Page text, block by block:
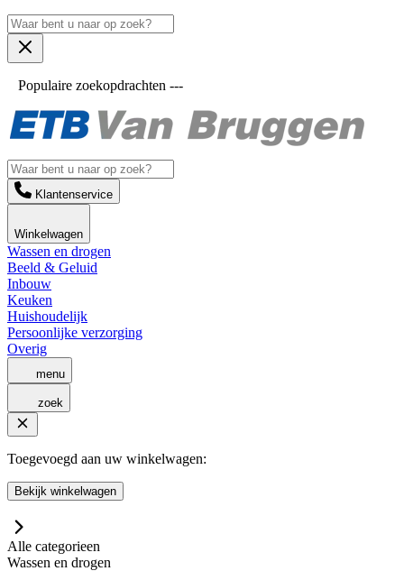
Populaire zoekopdrachten ---
Klantenservice
Winkelwagen
Wassen en drogen
Beeld & Geluid
Inbouw
Keuken
Huishoudelijk
Persoonlijke verzorging
Overig
menu
zoek
Toegevoegd aan uw winkelwagen:
Bekijk winkelwagen
Alle categorieen
Wassen en drogen